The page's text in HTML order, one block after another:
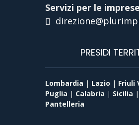
Servizi per le
PRESIDI
Lombardia | Lazio | Friuli
Puglia | Calabria | Sicilia |
Pantelleria